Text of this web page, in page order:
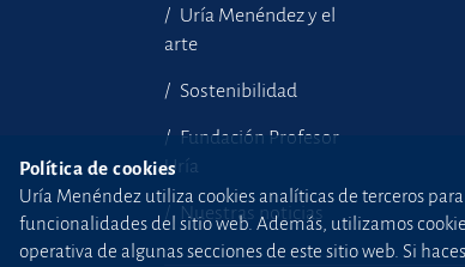
Uría Menéndez y el
arte
Sostenibilidad
Fundación Profesor
Uría
Nuestras noticias
Política de cookies
Uría Menéndez utiliza cookies analíticas de terceros
funcionalidades del sitio web. Además, utilizamos
operativa de algunas secciones de este sitio web. Si